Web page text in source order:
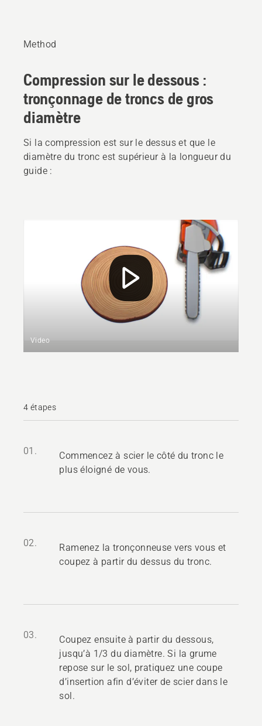
Method
Compression sur le dessous :
tronçonnage de troncs de gros
diamètre
Si la compression est sur le dessus et que le
diamètre du tronc est supérieur à la longueur du
guide :
Video
4 étapes
01.
Commencez à scier le côté du tronc le
plus éloigné de vous.
02.
Ramenez la tronçonneuse vers vous et
coupez à partir du dessus du tronc.
03.
Coupez ensuite à partir du dessous,
jusqu’à 1/3 du diamètre. Si la grume
repose sur le sol, pratiquez une coupe
d’insertion afin d’éviter de scier dans le
sol.